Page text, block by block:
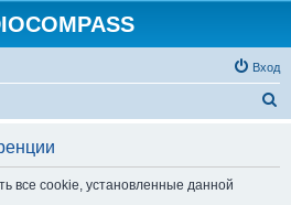
Вход
все cookie, установленные данной